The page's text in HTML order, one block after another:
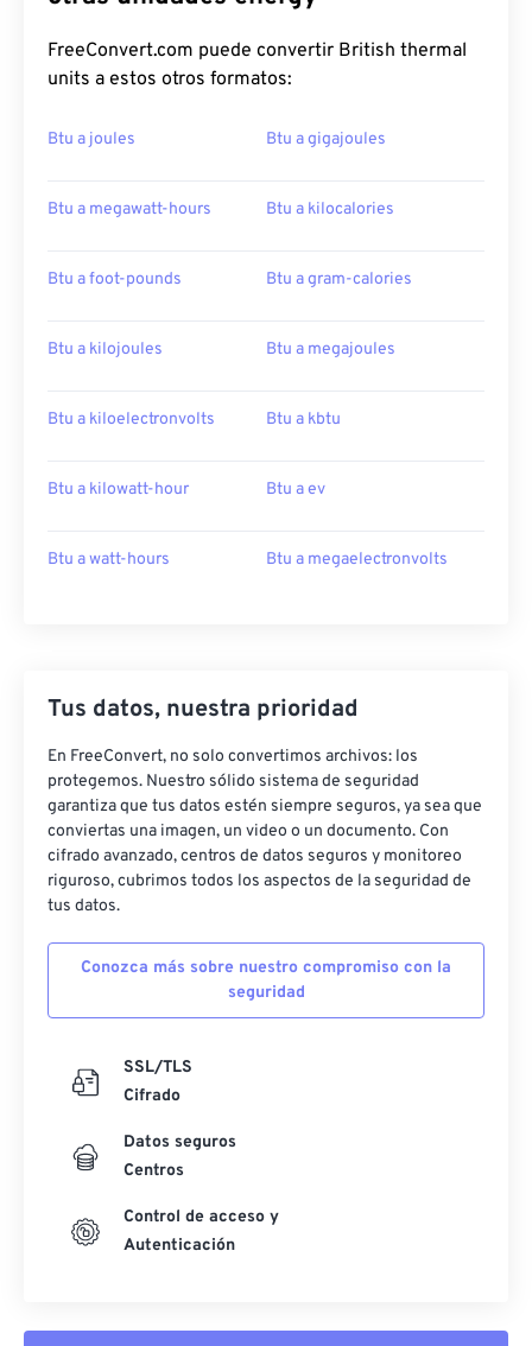
FreeConvert.com puede convertir British thermal
units a estos otros formatos:
Btu a joules Btu a gigajoules
Btu a megawatt-hours Btu a kilocalories
Btu a foot-pounds Btu a gram-calories
Btu a kilojoules Btu a megajoules
Btu a kiloelectronvolts Btu a kbtu
Btu a kilowatt-hour Btu a ev
Btu a watt-hours Btu a megaelectronvolts
Tus datos, nuestra prioridad
En FreeConvert, no solo convertimos archivos: los
protegemos. Nuestro sólido sistema de seguridad
garantiza que tus datos estén siempre seguros, ya sea que
conviertas una imagen, un video o un documento. Con
cifrado avanzado, centros de datos seguros y monitoreo
riguroso, cubrimos todos los aspectos de la seguridad de
tus datos.
Conozca más sobre nuestro compromiso con la
seguridad
SSL/TLS
Cifrado
Datos seguros
Centros
Control de acceso y
Autenticación